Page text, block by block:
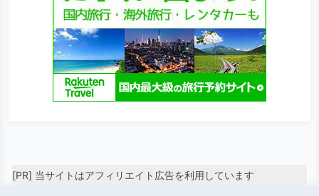
[PR] 当サイトはアフィリエイト広告を利用しています